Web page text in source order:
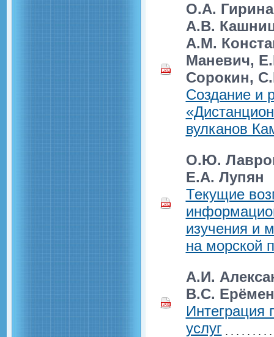
О.А.
А.В.
А.М.
Маневич,
Сорокин,
Создание и
вулканов
О.Ю.
E.А. Лупян
Текущие
изучения и
на морской
А.И.
В.С.
Интеграция
услуг